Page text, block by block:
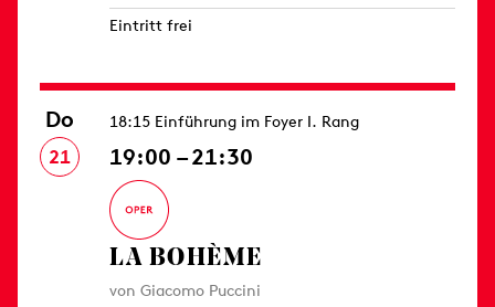
Eintritt frei
Do
21
18:15 Einführung im Foyer I. Rang
19:00 – 21:30
LA BOHÈME
von Giacomo Puccini